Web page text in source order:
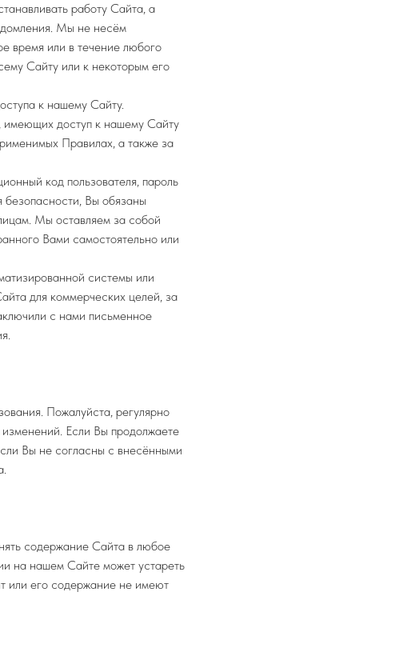
работу Сайта, а
Мы не несём
время или в течение любого
Сайту или к некоторым его
к нашему Сайту.
имеющих доступ к нашему Сайту
Правилах, а также за
код пользователя, пароль
Вы обязаны
Мы оставляем за собой
Вами самостоятельно или
системы или
для коммерческих целей, за
с нами письменное
Пожалуйста, регулярно
Если Вы продолжаете
Вы не согласны с внесёнными
содержание Сайта в любое
на нашем Сайте может устареть
или его содержание не имеют